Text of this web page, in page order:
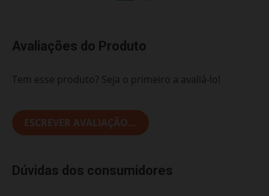
Avaliações do Produto
Tem esse produto? Seja o primeiro a avaliá-lo!
ESCREVER AVALIAÇÃO...
Dúvidas dos consumidores